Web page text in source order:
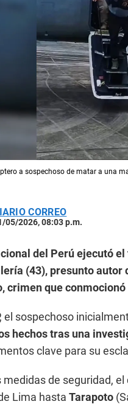
a sospechoso de matar a una
CORREO
05/2026, 08:03 p.m.
del Perú ejecutó
(43), presunto
crimen que
el sospechoso
hechos tras una
clave para su
medidas de seguridad,
Lima hasta Tarapoto